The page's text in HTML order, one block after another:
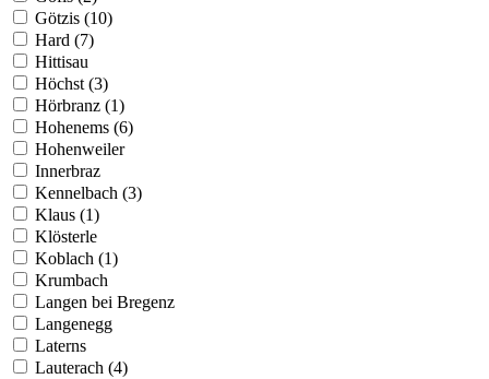
Götzis (10)
Hard (7)
Hittisau
Höchst (3)
Hörbranz (1)
Hohenems (6)
Hohenweiler
Innerbraz
Kennelbach (3)
Klaus (1)
Klösterle
Koblach (1)
Krumbach
Langen bei Bregenz
Langenegg
Laterns
Lauterach (4)